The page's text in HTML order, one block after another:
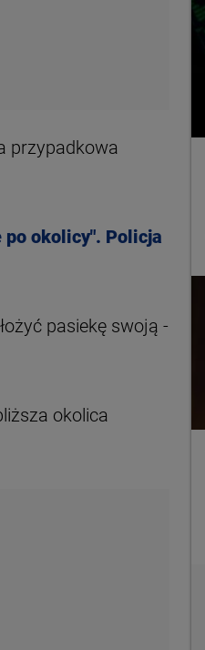
przypadkowa
po okolicy". Policja
pasiekę swoją -
okolica